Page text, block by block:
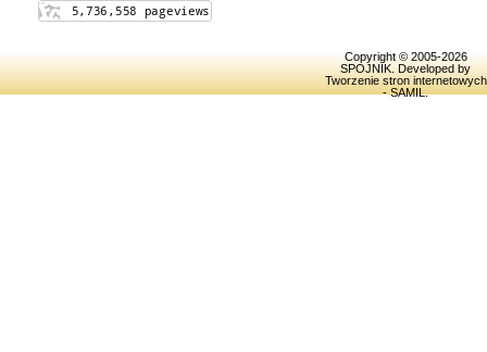
Copyright © 2005-2026
SPOJNIK . Developed by
Tworzenie stron internetowych
- SAMIL.